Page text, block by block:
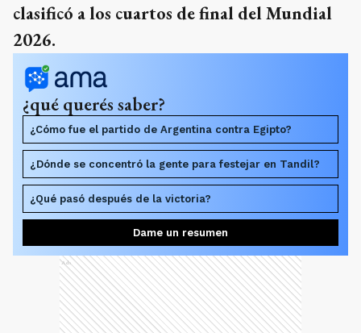
clasificó a los cuartos de final del Mundial
2026.
¿qué querés saber?
¿Cómo fue el partido de Argentina contra Egipto?
¿Dónde se concentró la gente para festejar en Tandil?
¿Qué pasó después de la victoria?
Dame un resumen
Ads